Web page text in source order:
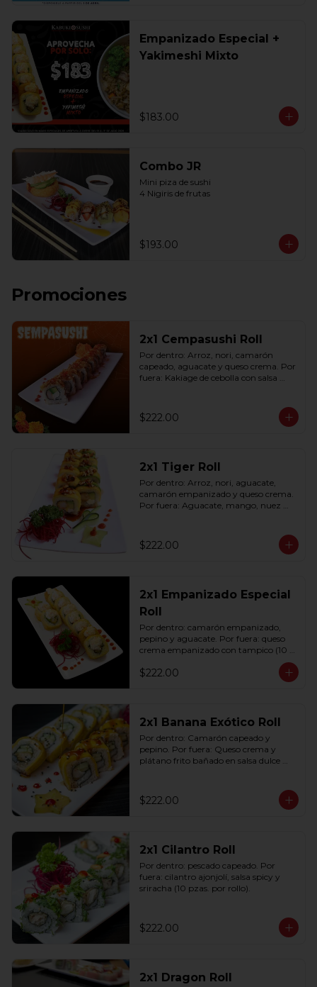
Empanizado Especial +
Yakimeshi Mixto
$183.00
Combo JR
Mini piza de sushi
4 Nigiris de frutas
$193.00
Promociones
2x1 Cempasushi Roll
Por dentro: Arroz, nori, camarón
capeado, aguacate y queso crema. Por
fuera: Kakiage de cebolla con salsa
$222.00
2x1 Tiger Roll
Por dentro: Arroz, nori, aguacate,
camarón empanizado y queso crema.
Por fuera: Aguacate, mango, nuez
$222.00
2x1 Empanizado Especial
Roll
Por dentro: camarón empanizado,
pepino y aguacate. Por fuera: queso
crema empanizado con tampico (10
$222.00
2x1 Banana Exótico Roll
Por dentro: Camarón capeado y
pepino. Por fuera: Queso crema y
plátano frito bañado en salsa dulce
$222.00
2x1 Cilantro Roll
Por dentro: pescado capeado. Por
fuera: cilantro ajonjolí, salsa spicy y
sriracha (10 pzas. por rollo).
$222.00
2x1 Dragon Roll